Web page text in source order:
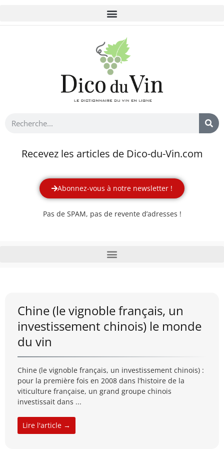
Recevez les articles de Dico-du-Vin.com
Abonnez-vous à notre newsletter !
Pas de SPAM, pas de revente d’adresses !
Chine (le vignoble français, un
investissement chinois) le monde
du vin
Chine (le vignoble français, un investissement chinois) :
pour la première fois en 2008 dans l’histoire de la
viticulture française, un grand groupe chinois
investissait dans ...
Lire l'article →